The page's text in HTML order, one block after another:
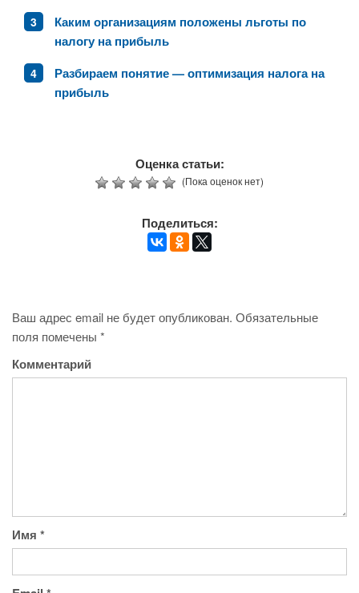
Каким организациям положены льготы по
налогу на прибыль
Разбираем понятие — оптимизация налога на
прибыль
Оценка статьи:
(Пока оценок нет)
Поделиться:
Ваш адрес email не будет опубликован. Обязательные
поля помечены *
Комментарий
Имя *